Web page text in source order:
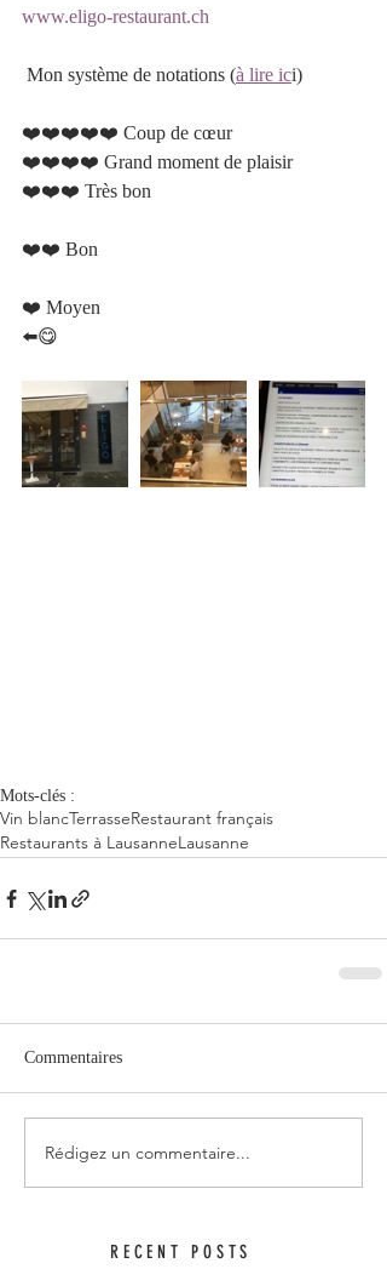
www.eligo-restaurant.ch
Mon système de notations (à lire ici)
❤️❤️❤️❤️ Grand moment de plaisir
❤️❤️❤️ Très bon
❤️❤️ Bon
❤️ Moyen
⬅️😋
Mots-clés :
Vin blancTerrasseRestaurant français
Restaurants à LausanneLausanne
Commentaires
Rédigez un commentaire...
RECENT POSTS